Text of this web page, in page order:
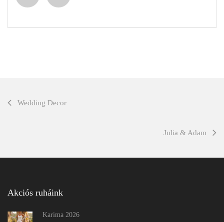
Wedding Decor
Julia & Adam
Akciós ruháink
Karima 2026